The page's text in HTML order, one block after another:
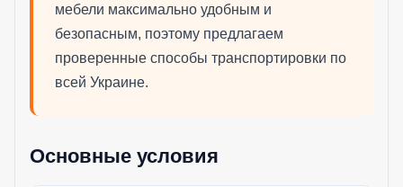
мебели максимально удобным и
безопасным, поэтому предлагаем
проверенные способы транспортировки по
всей Украине.
Основные условия